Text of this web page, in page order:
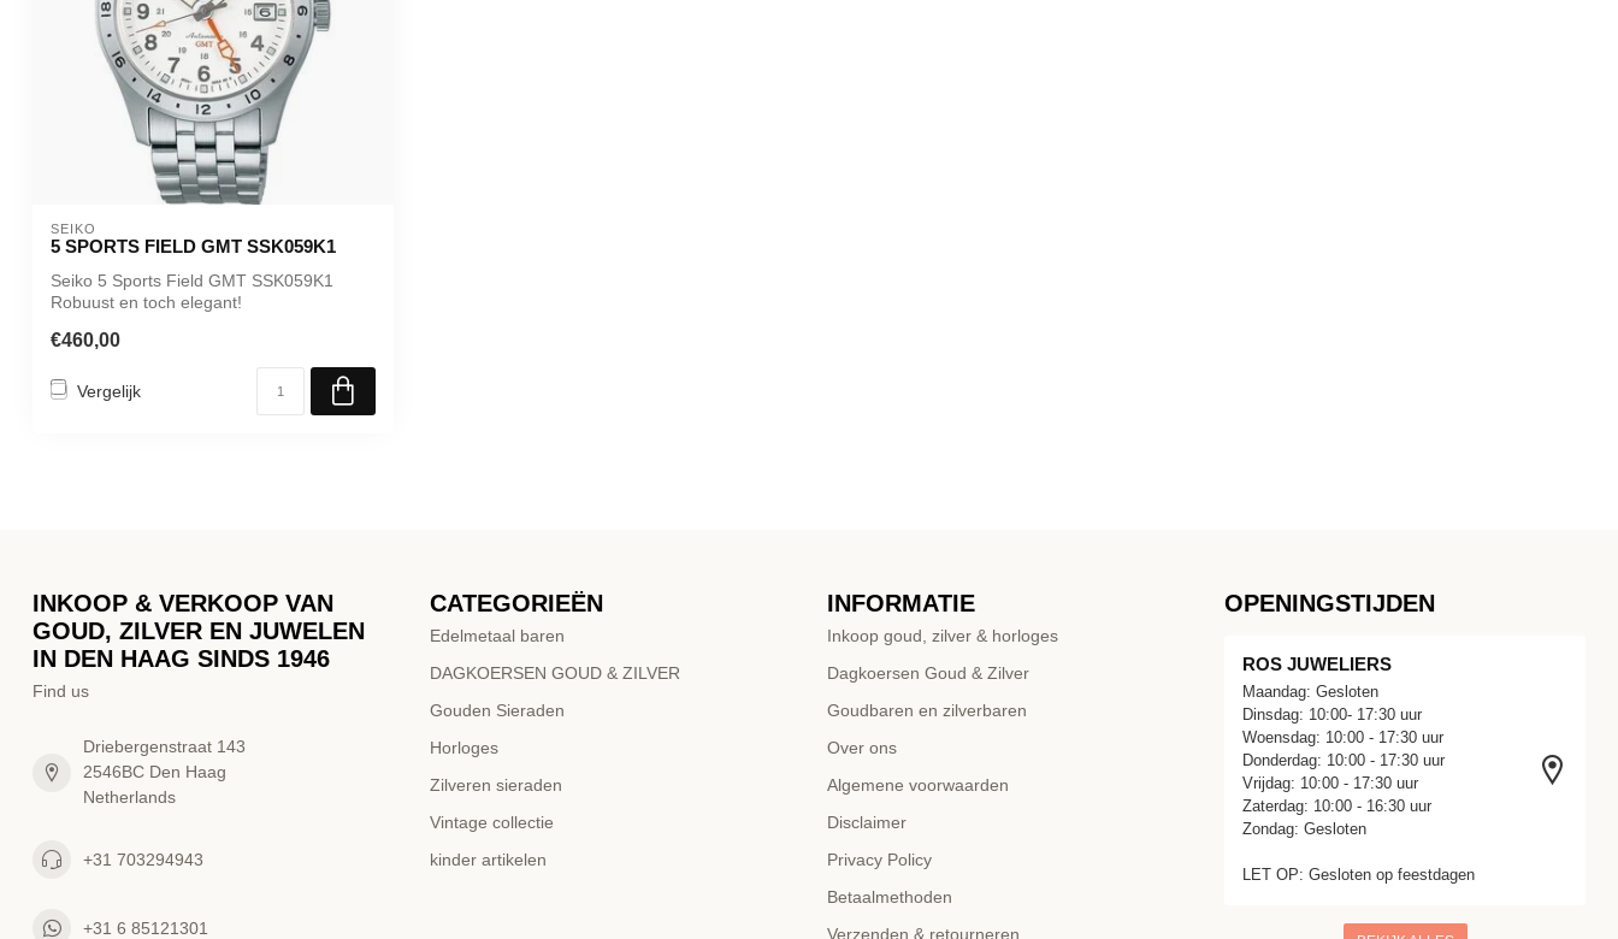
SEIKO
5 SPORTS FIELD GMT SSK059K1
Seiko 5 Sports Field GMT SSK059K1
Robuust en toch elegant!
€460,00
Vergelijk
INKOOP & VERKOOP VAN
GOUD, ZILVER EN JUWELEN
IN DEN HAAG SINDS 1946
Find us
Driebergenstraat 143
2546BC Den Haag
Netherlands
+31 703294943
+31 6 85121301
CATEGORIEËN
Edelmetaal baren
DAGKOERSEN GOUD & ZILVER
Gouden Sieraden
Horloges
Zilveren sieraden
Vintage collectie
kinder artikelen
INFORMATIE
Inkoop goud, zilver & horloges
Dagkoersen Goud & Zilver
Goudbaren en zilverbaren
Over ons
Algemene voorwaarden
Disclaimer
Privacy Policy
Betaalmethoden
Verzenden & retourneren
OPENINGSTIJDEN
ROS JUWELIERS
Maandag: Gesloten
Dinsdag: 10:00- 17:30 uur
Woensdag: 10:00 - 17:30 uur
Donderdag: 10:00 - 17:30 uur
Vrijdag: 10:00 - 17:30 uur
Zaterdag: 10:00 - 16:30 uur
Zondag: Gesloten
LET OP: Gesloten op feestdagen